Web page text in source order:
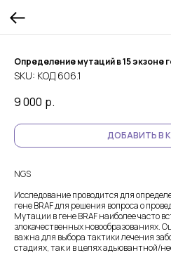
Определение мутаций в 15 экзоне
SKU: КОД 606.1
9 000 р.
ДОБАВИТЬ В
NGS
Исследование проводится для
гене BRAF для решения вопроса о
Мутации в гене BRAF наиболее часто
злокачественных новообразованиях.
важна для выбора тактики лечения
стадиях, так и в целях адьювантной/